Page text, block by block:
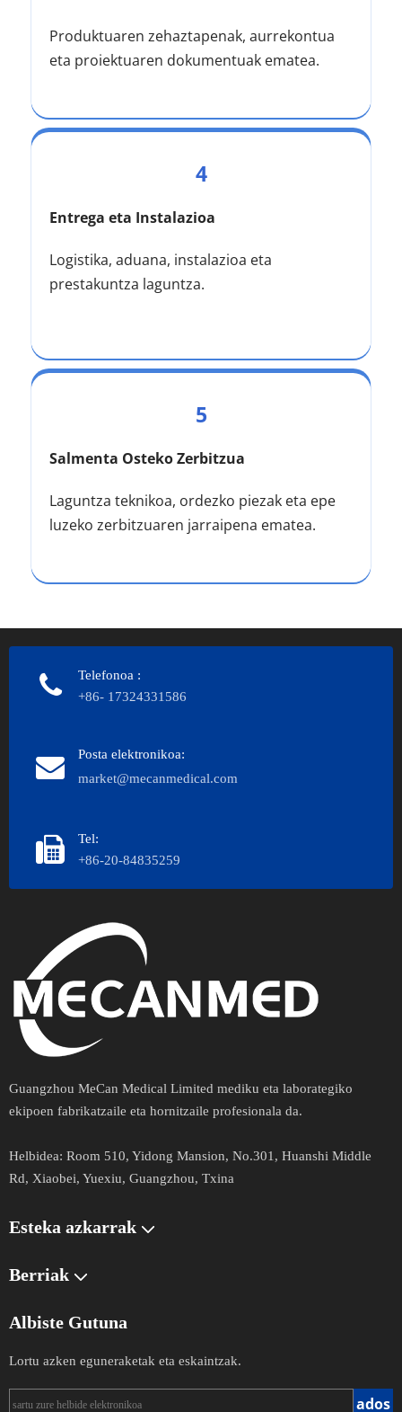
Produktuaren zehaztapenak, aurrekontua
eta proiektuaren dokumentuak ematea.
4
Entrega eta Instalazioa
Logistika, aduana, instalazioa eta
prestakuntza laguntza.
5
Salmenta Osteko Zerbitzua
Laguntza teknikoa, ordezko piezak eta epe
luzeko zerbitzuaren jarraipena ematea.
Telefonoa :
+86- 17324331586
Posta elektronikoa:
market@mecanmedical.com
Tel:
+86-20-84835259
Guangzhou MeCan Medical Limited mediku eta laborategiko
ekipoen fabrikatzaile eta hornitzaile profesionala da.​​​​​
Helbidea: Room 510, Yidong Mansion, No.301, Huanshi Middle
Rd, Xiaobei, Yuexiu, Guangzhou, Txina
Esteka azkarrak
Berriak
Albiste Gutuna
Lortu azken eguneraketak eta eskaintzak.
ados